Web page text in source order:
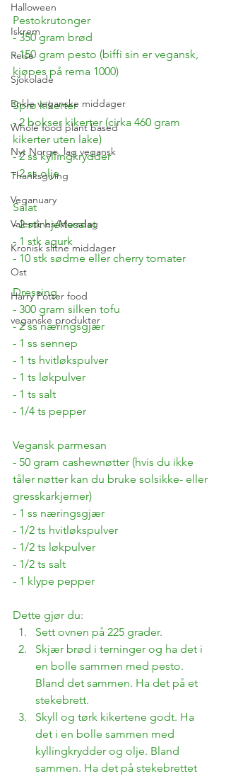
Halloween
Iskrem
Reise
Sjokolade
Enkle veganske middager
Whole food plant based
Nyt Norge, lag vegansk
Thanksgiving
Veganuary
Valentines/Morsdag
Kronisk slitne middager
Ost
Harry Potter food
veganske produkter
Pestokrutonger
- 350 gram brød
- 150 gram pesto (biffi sin er vegansk,
kjøpes på rema 1000)
Sprø kikerter
- 2 bokser kikerter (cirka 460 gram
kikerter uten lake)
- 2 ss kyllingkrydder
- 2 ss olje
Salat
- 2 stk hjertesalat
- 1 stk agurk
- 10 stk sødme eller cherry tomater
Dressing
- 300 gram silken tofu
- 2 ss næringsgjær
- 1 ss sennep
- 1 ts hvitløkspulver
- 1 ts løkpulver
- 1 ts salt
- 1/4 ts pepper
Vegansk parmesan
- 50 gram cashewnøtter (hvis du ikke
tåler nøtter kan du bruke solsikke- eller
gresskarkjerner)
- 1 ss næringsgjær
- 1/2 ts hvitløkspulver
- 1/2 ts løkpulver
- 1/2 ts salt
- 1 klype pepper
Dette gjør du:
Sett ovnen på 225 grader.
Skjær brød i terninger og ha det i
en bolle sammen med pesto.
Bland det sammen. Ha det på et
stekebrett.
Skyll og tørk kikertene godt. Ha
det i en bolle sammen med
kyllingkrydder og olje. Bland
sammen. Ha det på stekebrettet